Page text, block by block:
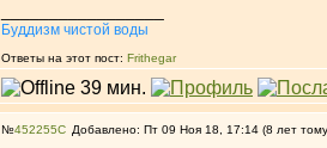
Буддизм чистой воды
Ответы на этот пост: Frithegar
№452255 Добавлено: Пт 09 Ноя 18, 17:14 (8 лет